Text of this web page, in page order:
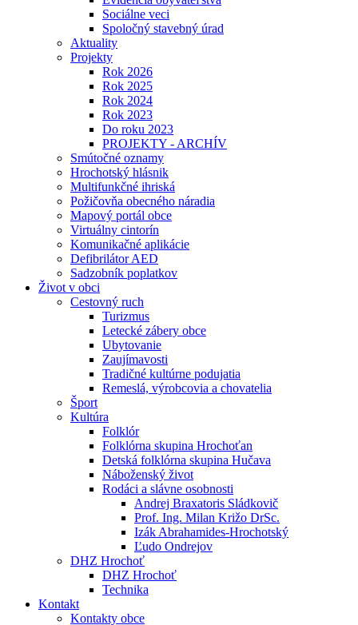
Sociálne veci
Spoločný stavebný úrad
Aktuality
Projekty
Rok 2026
Rok 2025
Rok 2024
Rok 2023
Do roku 2023
PROJEKTY - ARCHÍV
Smútočné oznamy
Hrochotský hlásnik
Multifunkčné ihriská
Požičovňa obecného náradia
Mapový portál obce
Virtuálny cintorín
Komunikačné aplikácie
Defibrilátor AED
Sadzobník poplatkov
Život v obci
Cestovný ruch
Turizmus
Letecké zábery obce
Ubytovanie
Zaujímavosti
Tradičné kultúrne podujatia
Remeslá, výrobcovia a chovatelia
Šport
Kultúra
Folklór
Folklórna skupina Hrochoťan
Detská folklórna skupina Hučava
Náboženský život
Rodáci a slávne osobnosti
Andrej Braxatoris Sládkovič
Prof. Ing. Milan Križo DrSc.
Izák Abrahamides-Hrochotský
Ľudo Ondrejov
DHZ Hrochoť
DHZ Hrochoť
Technika
Kontakt
Kontakty obce